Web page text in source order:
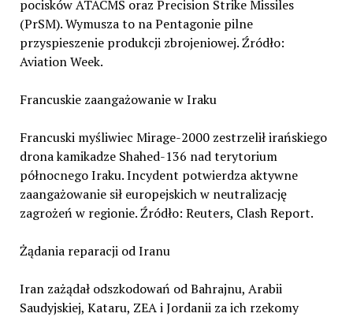
pocisków ATACMS oraz Precision Strike Missiles
(PrSM). Wymusza to na Pentagonie pilne
przyspieszenie produkcji zbrojeniowej. Źródło:
Aviation Week.
Francuskie zaangażowanie w Iraku
Francuski myśliwiec Mirage-2000 zestrzelił irańskiego
drona kamikadze Shahed-136 nad terytorium
północnego Iraku. Incydent potwierdza aktywne
zaangażowanie sił europejskich w neutralizację
zagrożeń w regionie. Źródło: Reuters, Clash Report.
Żądania reparacji od Iranu
Iran zażądał odszkodowań od Bahrajnu, Arabii
Saudyjskiej, Kataru, ZEA i Jordanii za ich rzekomy